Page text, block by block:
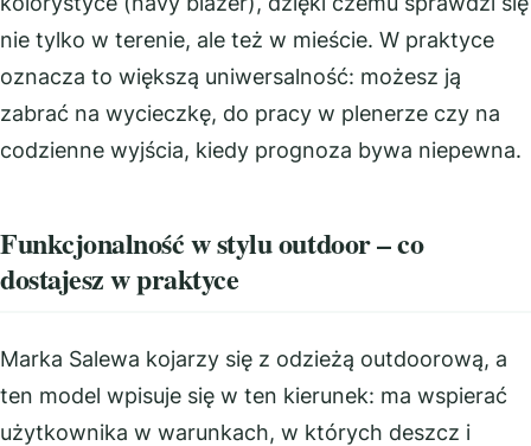
nie tylko w terenie, ale też w mieście. W praktyce
oznacza to większą uniwersalność: możesz ją
zabrać na wycieczkę, do pracy w plenerze czy na
codzienne wyjścia, kiedy prognoza bywa niepewna.
Funkcjonalność w stylu outdoor – co
dostajesz w praktyce
Marka Salewa kojarzy się z odzieżą outdoorową, a
ten model wpisuje się w ten kierunek: ma wspierać
użytkownika w warunkach, w których deszcz i